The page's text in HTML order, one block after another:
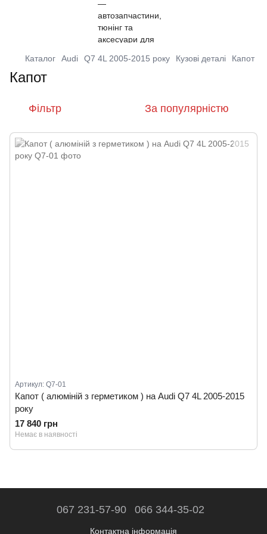
Каталог Audi Q7 4L 2005-2015 року Кузові деталі Капот
Капот
Фільтр За популярністю
Артикул: Q7-01
Капот ( алюміній з герметиком ) на Audi Q7 4L 2005-2015
року
17 840 грн
Немає в наявності
067 231-57-90 066 344-35-02
Контактна інформація